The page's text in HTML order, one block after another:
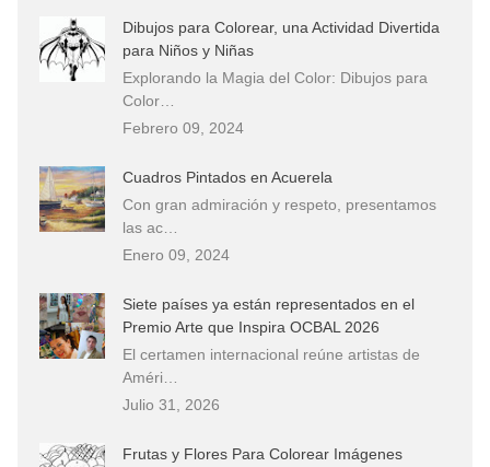
Dibujos para Colorear, una Actividad Divertida
para Niños y Niñas
Explorando la Magia del Color: Dibujos para
Color…
Febrero 09, 2024
Cuadros Pintados en Acuerela
Con gran admiración y respeto, presentamos
las ac…
Enero 09, 2024
Siete países ya están representados en el
Premio Arte que Inspira OCBAL 2026
El certamen internacional reúne artistas de
Améri…
Julio 31, 2026
Frutas y Flores Para Colorear Imágenes